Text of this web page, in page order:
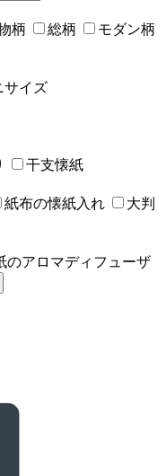
柄 総柄
モダン柄
サイズ
干支懐紙
紙布の懐紙入れ
大判
のアロマディフューザ